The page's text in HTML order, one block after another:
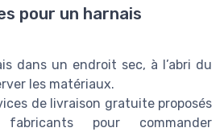
pour un harnais
dans un endroit sec, à l’abri du
les matériaux.
de livraison gratuite proposés
pour commander